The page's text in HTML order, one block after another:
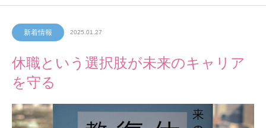
新着情報 2025.01.27
休職という選択肢が未来のキャリア
を守る